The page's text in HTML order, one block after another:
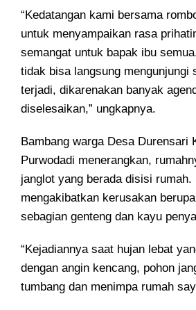
“Kedatangan kami bersama
untuk menyampaikan rasa
semangat untuk bapak ibu
tidak bisa langsung mengunjungi
terjadi, dikarenakan banyak
diselesaikan,” ungkapnya.
Bambang warga Desa Durensari
Purwodadi menerangkan,
janglot yang berada disisi rumah.
mengakibatkan kerusakan
sebagian genteng dan kayu
“Kejadiannya saat hujan lebat
dengan angin kencang, pohon
tumbang dan menimpa rumah